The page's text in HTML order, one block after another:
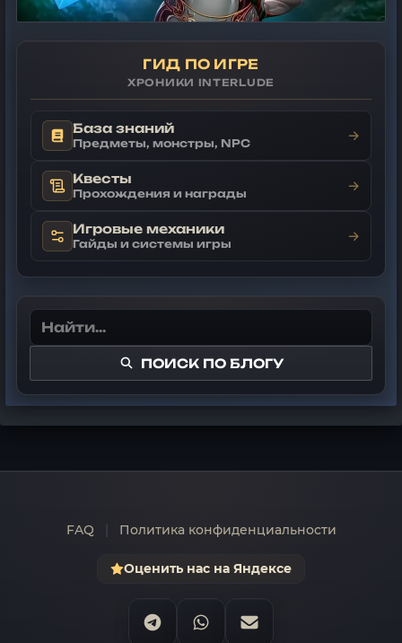
ГИД ПО ИГРЕ
ХРОНИКИ INTERLUDE
База знаний
Предметы, монстры, NPC →
Квесты
Прохождения и награды →
Игровые механики
Гайды и системы игры →
ПОИСК ПО БЛОГУ
FAQ Политика конфиденциальности
Оценить нас на Яндексе